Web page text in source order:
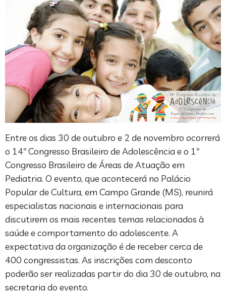
Entre os dias 30 de outubro e 2 de novembro ocorrerá
o 14º Congresso Brasileiro de Adolescência e o 1º
Congresso Brasileiro de Áreas de Atuação em
Pediatria. O evento, que acontecerá no Palácio
Popular de Cultura, em Campo Grande (MS), reunirá
especialistas nacionais e internacionais para
discutirem os mais recentes temas relacionados à
saúde e comportamento do adolescente. A
expectativa da organização é de receber cerca de
400 congressistas. As inscrições com desconto
poderão ser realizadas partir do dia 30 de outubro, na
secretaria do evento.